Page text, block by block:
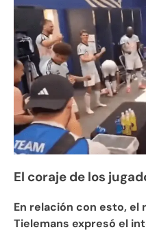
El coraje de los
En relación con esto, el
Tielemans expresó el